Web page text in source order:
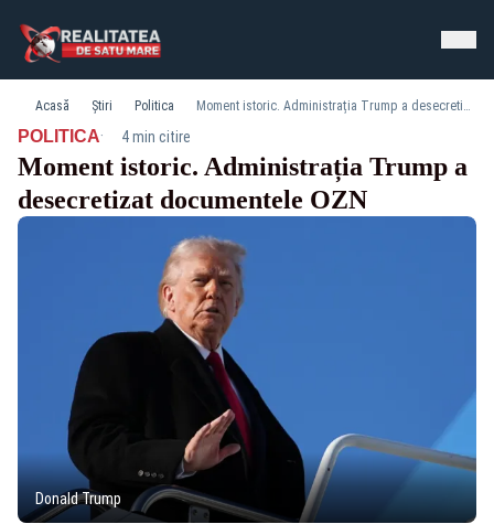
Acasă Știri Politica Moment istoric. Administrația Trump a desecretizat documentele OZN
POLITICA· 4 min citire
Moment istoric. Administrația Trump a
desecretizat documentele OZN
Donald Trump